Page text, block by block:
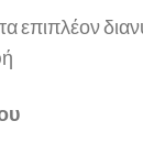
επιπλέον